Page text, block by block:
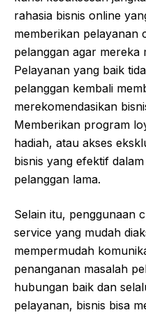
rahasia bisnis online
memberikan pelayanan
pelanggan agar mereka
Pelayanan yang baik
pelanggan kembali
merekomendasikan
Memberikan program
hadiah, atau akses
bisnis yang efektif
pelanggan lama.
Selain itu, penggunaan
service yang mudah
mempermudah
penanganan masalah
hubungan baik dan
pelayanan, bisnis bisa